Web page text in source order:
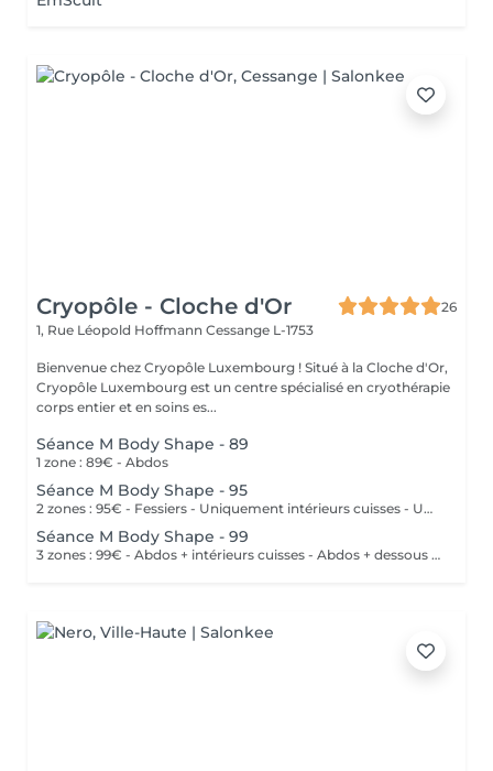
Cryopôle - Cloche d'Or
26
1, Rue Léopold Hoffmann Cessange L-1753
Bienvenue chez Cryopôle Luxembourg ! Situé à la Cloche d'Or,
Cryopôle Luxembourg est un centre spécialisé en cryothérapie
corps entier et en soins es...
Séance M Body Shape - 89
1 zone : 89€ - Abdos
Séance M Body Shape - 95
2 zones : 95€ - Fessiers - Uniquement intérieurs cuisses - Uniquement extérieurs cuisses - Uniquement dessus cuisses - Uniquement dessous cuisses
Séance M Body Shape - 99
3 zones : 99€ - Abdos + intérieurs cuisses - Abdos + dessous cuisses